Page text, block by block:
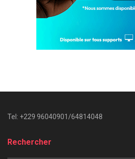
Tel: +229 96040901/64814048
Rechercher